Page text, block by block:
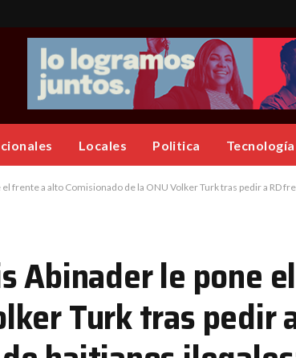
Locales Politica Tecnología
Comisionado de la ONU Volker Turk tras pedir a RD frenar «deportaciones
Abinader le pone
Turk tras pedir